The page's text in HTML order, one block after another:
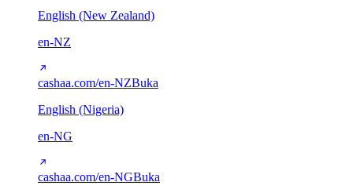
English (New Zealand)
en-NZ
cashaa.com/en-NZBuka
English (Nigeria)
en-NG
cashaa.com/en-NGBuka